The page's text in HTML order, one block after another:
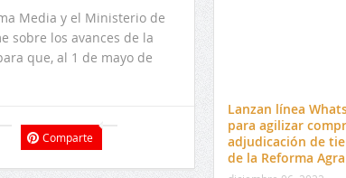
Media y el Ministerio de
sobre los avances de la
que, al 1 de mayo de
Comparte
Lanzan línea
para agilizar
adjudicación de
de la Reforma